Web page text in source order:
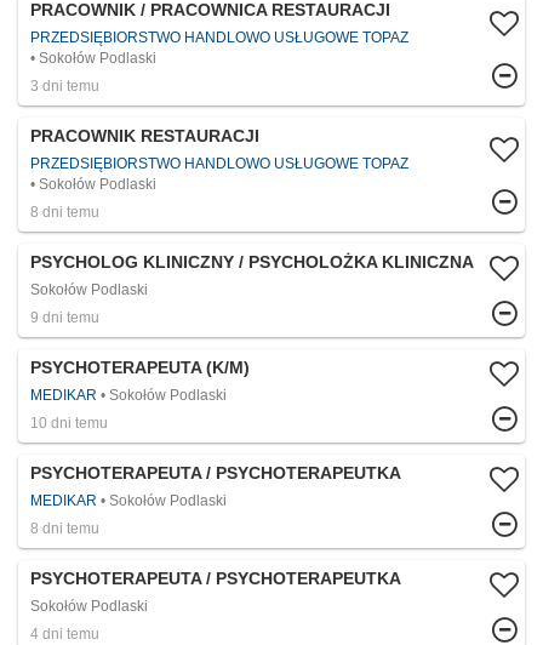
PRACOWNIK / PRACOWNICA RESTAURACJI
PRZEDSIĘBIORSTWO HANDLOWO USŁUGOWE TOPAZ
Sokołów Podlaski
3 dni temu
PRACOWNIK RESTAURACJI
PRZEDSIĘBIORSTWO HANDLOWO USŁUGOWE TOPAZ
Sokołów Podlaski
8 dni temu
PSYCHOLOG KLINICZNY / PSYCHOLOŻKA KLINICZNA
Sokołów Podlaski
9 dni temu
PSYCHOTERAPEUTA (K/M)
MEDIKAR
Sokołów Podlaski
10 dni temu
PSYCHOTERAPEUTA / PSYCHOTERAPEUTKA
MEDIKAR
Sokołów Podlaski
8 dni temu
PSYCHOTERAPEUTA / PSYCHOTERAPEUTKA
Sokołów Podlaski
4 dni temu